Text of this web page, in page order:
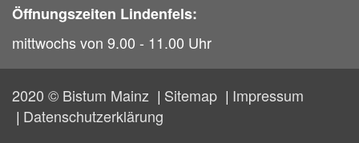
Öffnungszeiten Lindenfels:
mittwochs von 9.00 - 11.00 Uhr
2020 © Bistum Mainz Sitemap
Impressum
Datenschutzerklärung